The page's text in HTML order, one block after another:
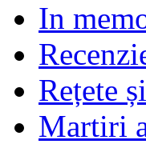
In
Rețete
Martiri